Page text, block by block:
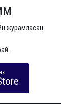
журамласан